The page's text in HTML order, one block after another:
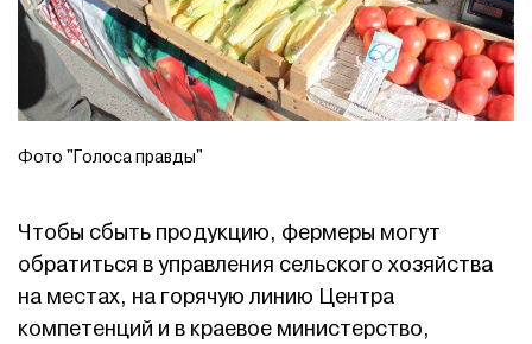
Фото "Голоса правды"
Чтобы сбыть продукцию, фермеры могут
обратиться в управления сельского хозяйства
на местах, на горячую линию Центра
компетенций и в краевое министерство,